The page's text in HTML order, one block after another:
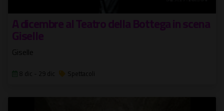
A dicembre al Teatro della Bottega in scena
Giselle
Giselle
8 dic - 29 dic Spettacoli